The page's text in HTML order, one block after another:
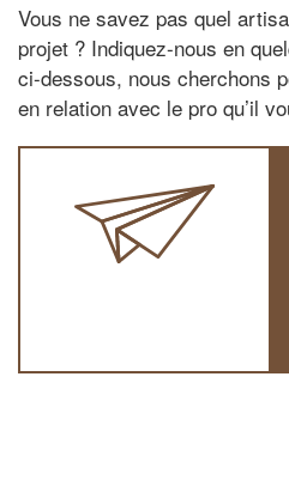
Vous ne savez pas quel
projet ? Indiquez-nous en
ci-dessous, nous cherchons
en relation avec le pro qu’il